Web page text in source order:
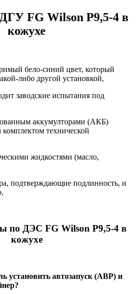
ДГУ FG Wilson P9,5-4 в
кожухе
бело-синий цвет, который
либо другой установкой,
заводские испытания под
аккумулторами (АКБ)
технической
жидкостями (масло,
подтверждающие подлинность, и
по ДЭС FG Wilson P9,5-4 в
кожухе
установить автозапуск (АВР) и